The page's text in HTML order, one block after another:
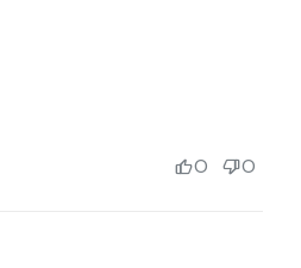
0 0